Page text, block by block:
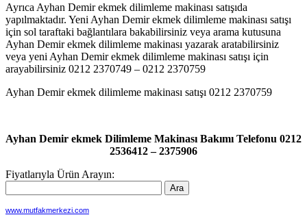
Ayrıca Ayhan Demir ekmek dilimleme makinası satışıda
yapılmaktadır. Yeni Ayhan Demir ekmek dilimleme makinası satışı
için sol taraftaki bağlantılara bakabilirsiniz veya arama kutusuna
Ayhan Demir ekmek dilimleme makinası yazarak aratabilirsiniz
veya yeni Ayhan Demir ekmek dilimleme makinası satışı için
arayabilirsiniz 0212 2370749 – 0212 2370759
Ayhan Demir ekmek dilimleme makinası satışı 0212 2370759
Ayhan Demir ekmek Dilimleme Makinası Bakımı Telefonu 0212
2536412 – 2375906
Fiyatlarıyla Ürün Arayın:
www.mutfakmerkezi.com